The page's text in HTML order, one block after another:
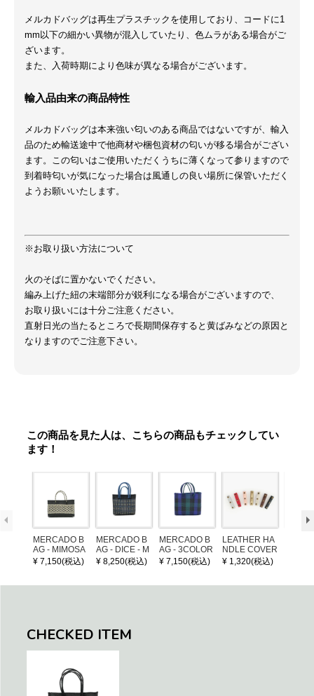
メルカドバッグは再生プラスチックを使用しており、コードに1
mm以下の細かい異物が混入していたり、色ムラがある場合がご
ざいます。
また、入荷時期により色味が異なる場合がございます。
輸入品由来の商品特性
メルカドバッグは本来強い匂いのある商品ではないですが、輸入
品のため輸送途中で他商材や梱包資材の匂いが移る場合がござい
ます。この匂いはご使用いただくうちに薄くなって参りますので
到着時匂いが気になった場合は風通しの良い場所に保管いただく
ようお願いいたします。
※お取り扱い方法について
火のそばに置かないでください。
編み上げた紐の末端部分が鋭利になる場合がございますので、
お取り扱いには十分ご注意ください。
直射日光の当たるところで長期間保存すると黄ばみなどの原因と
なりますのでご注意下さい。
この商品を見た人は、こちらの商品もチェックしてい
ます！
MERCADO B
AG - MIMOSA
- Black / Crea
m (SHORT X
¥ 7,150(税込)
MERCADO B
AG - DICE - M
OSAIC - Black
/ Cream / Meta
¥ 8,250(税込)
MERCADO B
AG - 3COLOR
S CHECK - Bl
ack / Dark Gre
¥ 7,150(税込)
LEATHER HA
NDLE COVER
¥ 1,320(税込)
CHECKED ITEM